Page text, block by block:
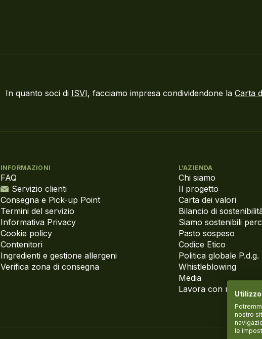
In quanto soci di ISVI, facciamo impresa condividendone la Carta
INFORMAZIONI
FAQ
Servizio clienti
Consegna e Pick-up Point
Termini del servizio
Informativa Privacy
Cookie policy
Contenitori
Ingredienti e gestione allergeni
Verifica zona di consegna
L'AZIENDA
Chi siamo
Il progetto
Carta dei valori
Bilancio di
Siamo sostenibili
Pasto sospeso
Codice Etico
Politica globale P.d.g.
Whistleblowing
Media
Lavora con noi
nostro
le